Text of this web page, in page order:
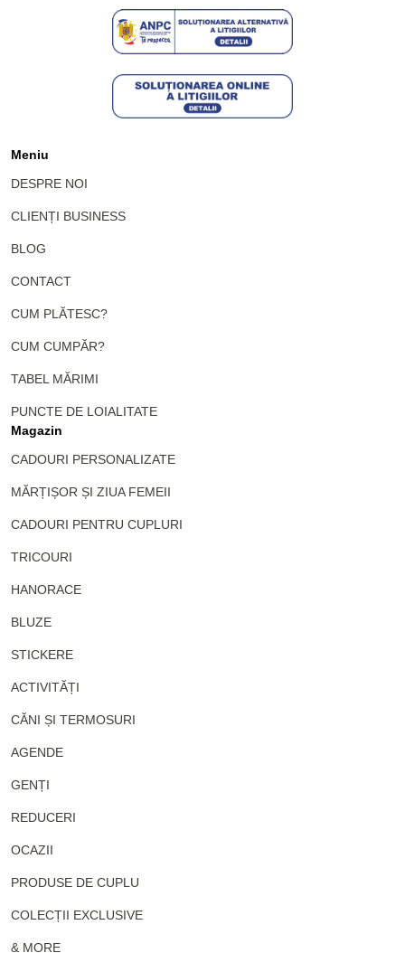
Meniu
DESPRE NOI
CLIENȚI BUSINESS
BLOG
CONTACT
CUM PLĂTESC?
CUM CUMPĂR?
TABEL MĂRIMI
PUNCTE DE LOIALITATE
Magazin
CADOURI PERSONALIZATE
MĂRȚIȘOR ȘI ZIUA FEMEII
CADOURI PENTRU CUPLURI
TRICOURI
HANORACE
BLUZE
STICKERE
ACTIVITĂȚI
CĂNI ȘI TERMOSURI
AGENDE
GENȚI
REDUCERI
OCAZII
PRODUSE DE CUPLU
COLECȚII EXCLUSIVE
& MORE